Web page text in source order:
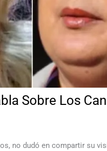
Sobre Los
no dudó en compartir su